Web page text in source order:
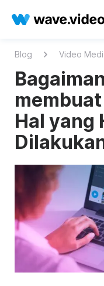
Blog Video
Hal yang